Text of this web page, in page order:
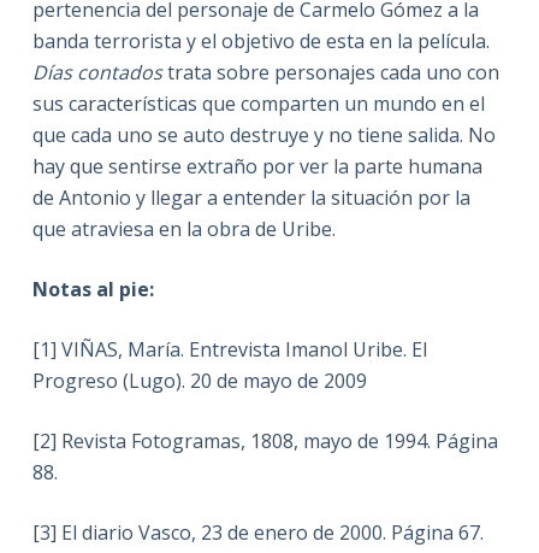
pertenencia del personaje de Carmelo Gómez a la
banda terrorista y el objetivo de esta en la película.
Días contadostrata sobre personajes cada uno con
sus características que comparten un mundo en el
que cada uno se auto destruye y no tiene salida. No
hay que sentirse extraño por ver la parte humana
de Antonio y llegar a entender la situación por la
que atraviesa en la obra de Uribe.
Notas al pie:
[1] VIÑAS, María. Entrevista Imanol Uribe. El
Progreso (Lugo). 20 de mayo de 2009
[2] Revista Fotogramas, 1808, mayo de 1994. Página
88.
[3] El diario Vasco, 23 de enero de 2000. Página 67.